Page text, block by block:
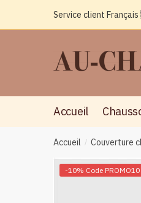
Service client
Accueil
Accueil / Couverture
-10% Code